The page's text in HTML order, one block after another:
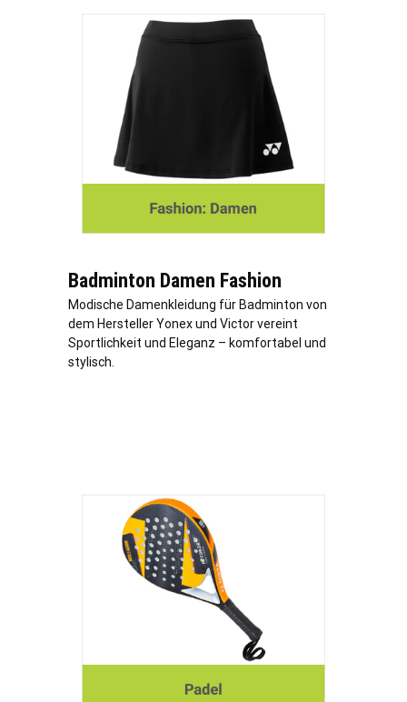
Badminton Damen Fashion
Modische Damenkleidung für Badminton von
dem Hersteller Yonex und Victor vereint
Sportlichkeit und Eleganz – komfortabel und
stylisch.